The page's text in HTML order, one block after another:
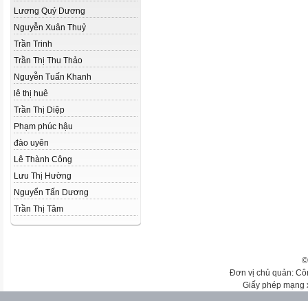
Lương Quý Dương
Nguyễn Xuân Thuỷ
Trần Trinh
Trần Thị Thu Thảo
Nguyễn Tuấn Khanh
lê thị huê
Trần Thị Diệp
Phạm phúc hậu
đào uyên
Lê Thành Công
Lưu Thị Hường
Nguyển Tấn Dương
Trần Thị Tâm
Đơn vị chủ quản:
Giấy phép mạng